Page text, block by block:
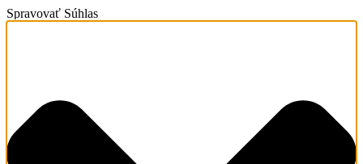
Spravovať Súhlas